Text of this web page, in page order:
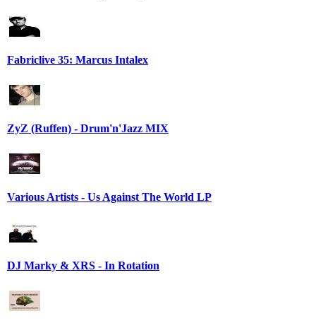
Fabriclive 35: Marcus Intalex
ZyZ (Ruffen) - Drum'n'Jazz MIX
Various Artists - Us Against The World LP
DJ Marky & XRS - In Rotation